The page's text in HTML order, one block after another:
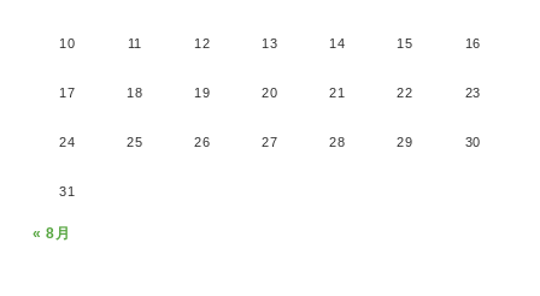
10 11 12 13 14 15 16
17 18 19 20 21 22 23
24 25 26 27 28 29 30
31
« 8月